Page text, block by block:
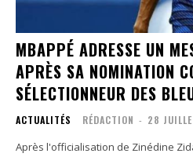
MBAPPÉ ADRESSE UN
APRÈS SA NOMINATION
SÉLECTIONNEUR DES
ACTUALITÉS RÉDACTION - 28
Après l'officialisation de Zinédine